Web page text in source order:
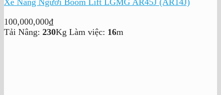
Xe Nâng Người Boom Lift LGMG AR45J (AR14J)
100,000,000₫
Tải Nâng: 230Kg Làm việc: 16m